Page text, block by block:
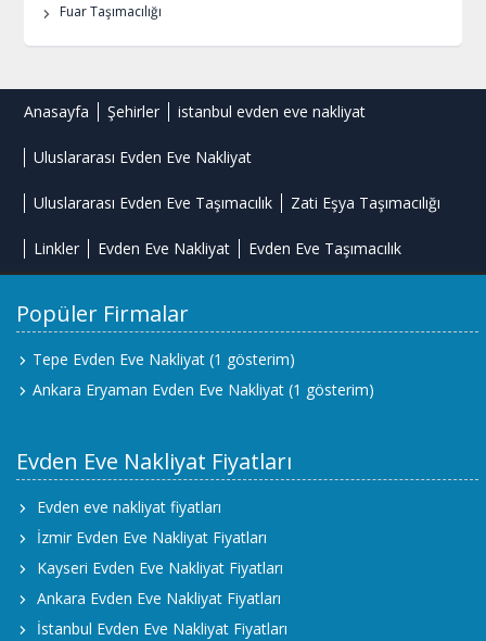
Fuar Taşımacılığı
Anasayfa Şehirler istanbul evden eve nakliyat
Uluslararası Evden Eve Nakliyat
Uluslararası Evden Eve Taşımacılık Zati Eşya Taşımacılığı
Linkler Evden Eve Nakliyat Evden Eve Taşımacılık
Popüler Firmalar
Tepe Evden Eve Nakliyat (1 gösterim)
Ankara Eryaman Evden Eve Nakliyat (1 gösterim)
Evden Eve Nakliyat Fiyatları
Evden eve nakliyat fiyatları
İzmir Evden Eve Nakliyat Fiyatları
Kayseri Evden Eve Nakliyat Fiyatları
Ankara Evden Eve Nakliyat Fiyatları
İstanbul Evden Eve Nakliyat Fiyatları